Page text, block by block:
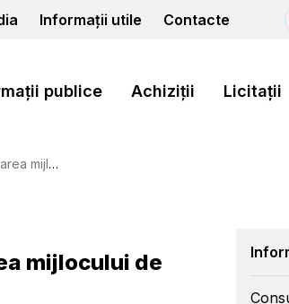
Informații utile Contacte
publice Achiziții Licitații
transport
mijlocului de